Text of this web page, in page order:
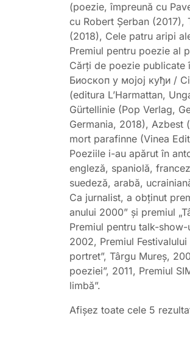
(poezie, împreună cu
cu Robert Șerban (2017),
(2018), Cele patru aripi
Premiul pentru poezie al
Cărți de poezie publicate
Биоскоп у мојој куђи /
(editura L’Harmattan,
Gürtellinie (Pop Verlag,
Germania, 2018), Azbest
mort parafinne (Vinea
Poeziile i-au apărut în
engleză, spaniolă,
suedeză, arabă,
Ca jurnalist, a obținut
anului 2000” și premiul
Premiul pentru talk-show-
2002, Premiul
portret”, Târgu Mureș,
poeziei”, 2011, Premiul
limbă”.
Afișez toate cele 5